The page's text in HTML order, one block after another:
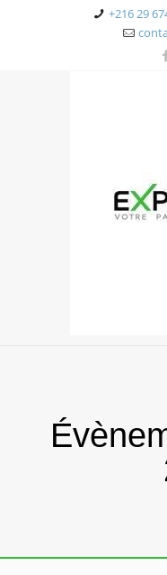
+216 29